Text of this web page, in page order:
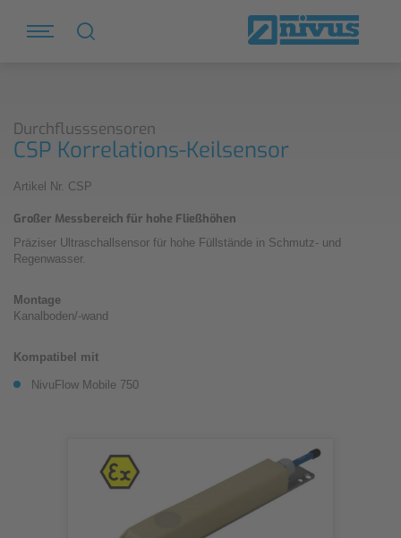
Durchflusssensoren
CSP Korrelations-Keilsensor
Artikel Nr. CSP
Großer Messbereich für hohe Fließhöhen
Präziser Ultraschallsensor für hohe Füllstände in Schmutz- und
Regenwasser.
Montage
Kanalboden/-wand
Kompatibel mit
NivuFlow Mobile 750